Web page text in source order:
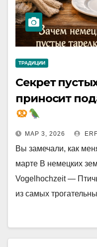
ТРАДИЦИИ
Секрет
приносит
МАР 3, 2026
Вы замечали, как
марте В немецких
Vogelhochzeit —
из самых